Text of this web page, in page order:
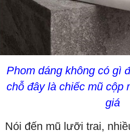
Phom dáng không có gì
chỗ đây là chiếc mũ cộp
giá
Nói đến mũ lưỡi trai,